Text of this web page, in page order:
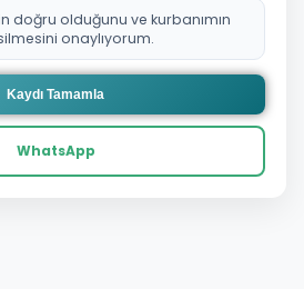
doğru olduğunu ve kurbanımın
onaylıyorum.
Kaydı Tamamla
WhatsApp